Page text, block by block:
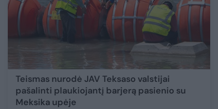
Teismas nurodė JAV Teksaso valstijai
pašalinti plaukiojantį barjerą pasienio su
Meksika upėje